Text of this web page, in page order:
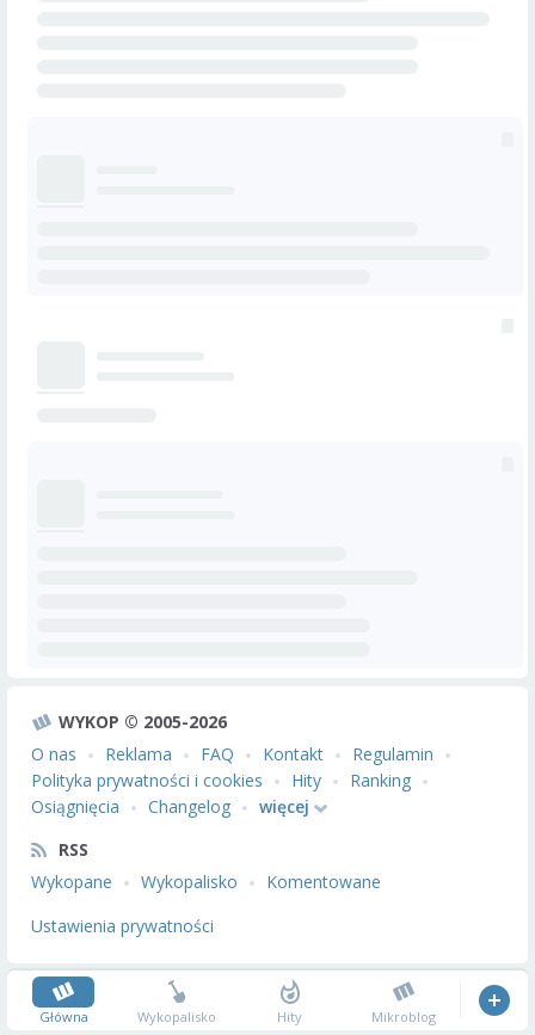
WYKOP © 2005-2026
O nas
Reklama FAQ Kontakt
Regulamin
Polityka prywatności i cookies
Hity
Ranking
Osiągnięcia
Changelog
więcej
RSS
Wykopane
Wykopalisko
Komentowane
Ustawienia prywatności
Główna Wykopalisko Hity Mikroblog